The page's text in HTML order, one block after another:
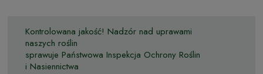
Kontrolowana jakość! Nadzór nad uprawami
naszych roślin
sprawuje Państwowa Inspekcja Ochrony Roślin
i Nasiennictwa